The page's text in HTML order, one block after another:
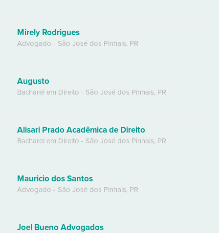
Mirely Rodrigues
Advogado - São José dos Pinhais, PR
Augusto
Bacharel em Direito - São José dos Pinhais, PR
Alisari Prado Acadêmica de Direito
Bacharel em Direito - São José dos Pinhais, PR
Mauricio dos Santos
Advogado - São José dos Pinhais, PR
Joel Bueno Advogados